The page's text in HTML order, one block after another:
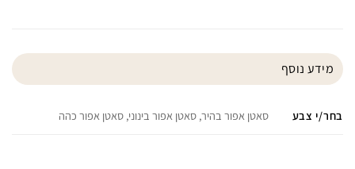
מידע נוסף
בחר/י צבע סאטן אפור בהיר, סאטן אפור בינוני, סאטן אפור כהה